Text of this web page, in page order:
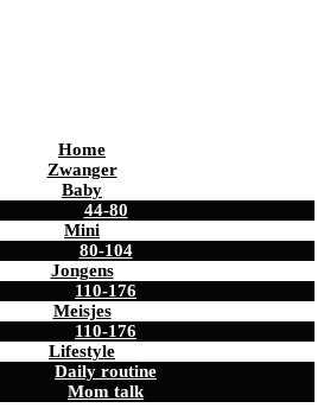
Home
Zwanger
Baby
44-80
Mini
80-104
Jongens
110-176
Meisjes
110-176
Lifestyle
Daily routine
Mom talk